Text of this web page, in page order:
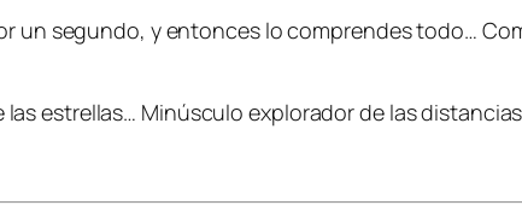
un segundo, y entonces lo comprendes todo…
estrellas… Minúsculo explorador de las